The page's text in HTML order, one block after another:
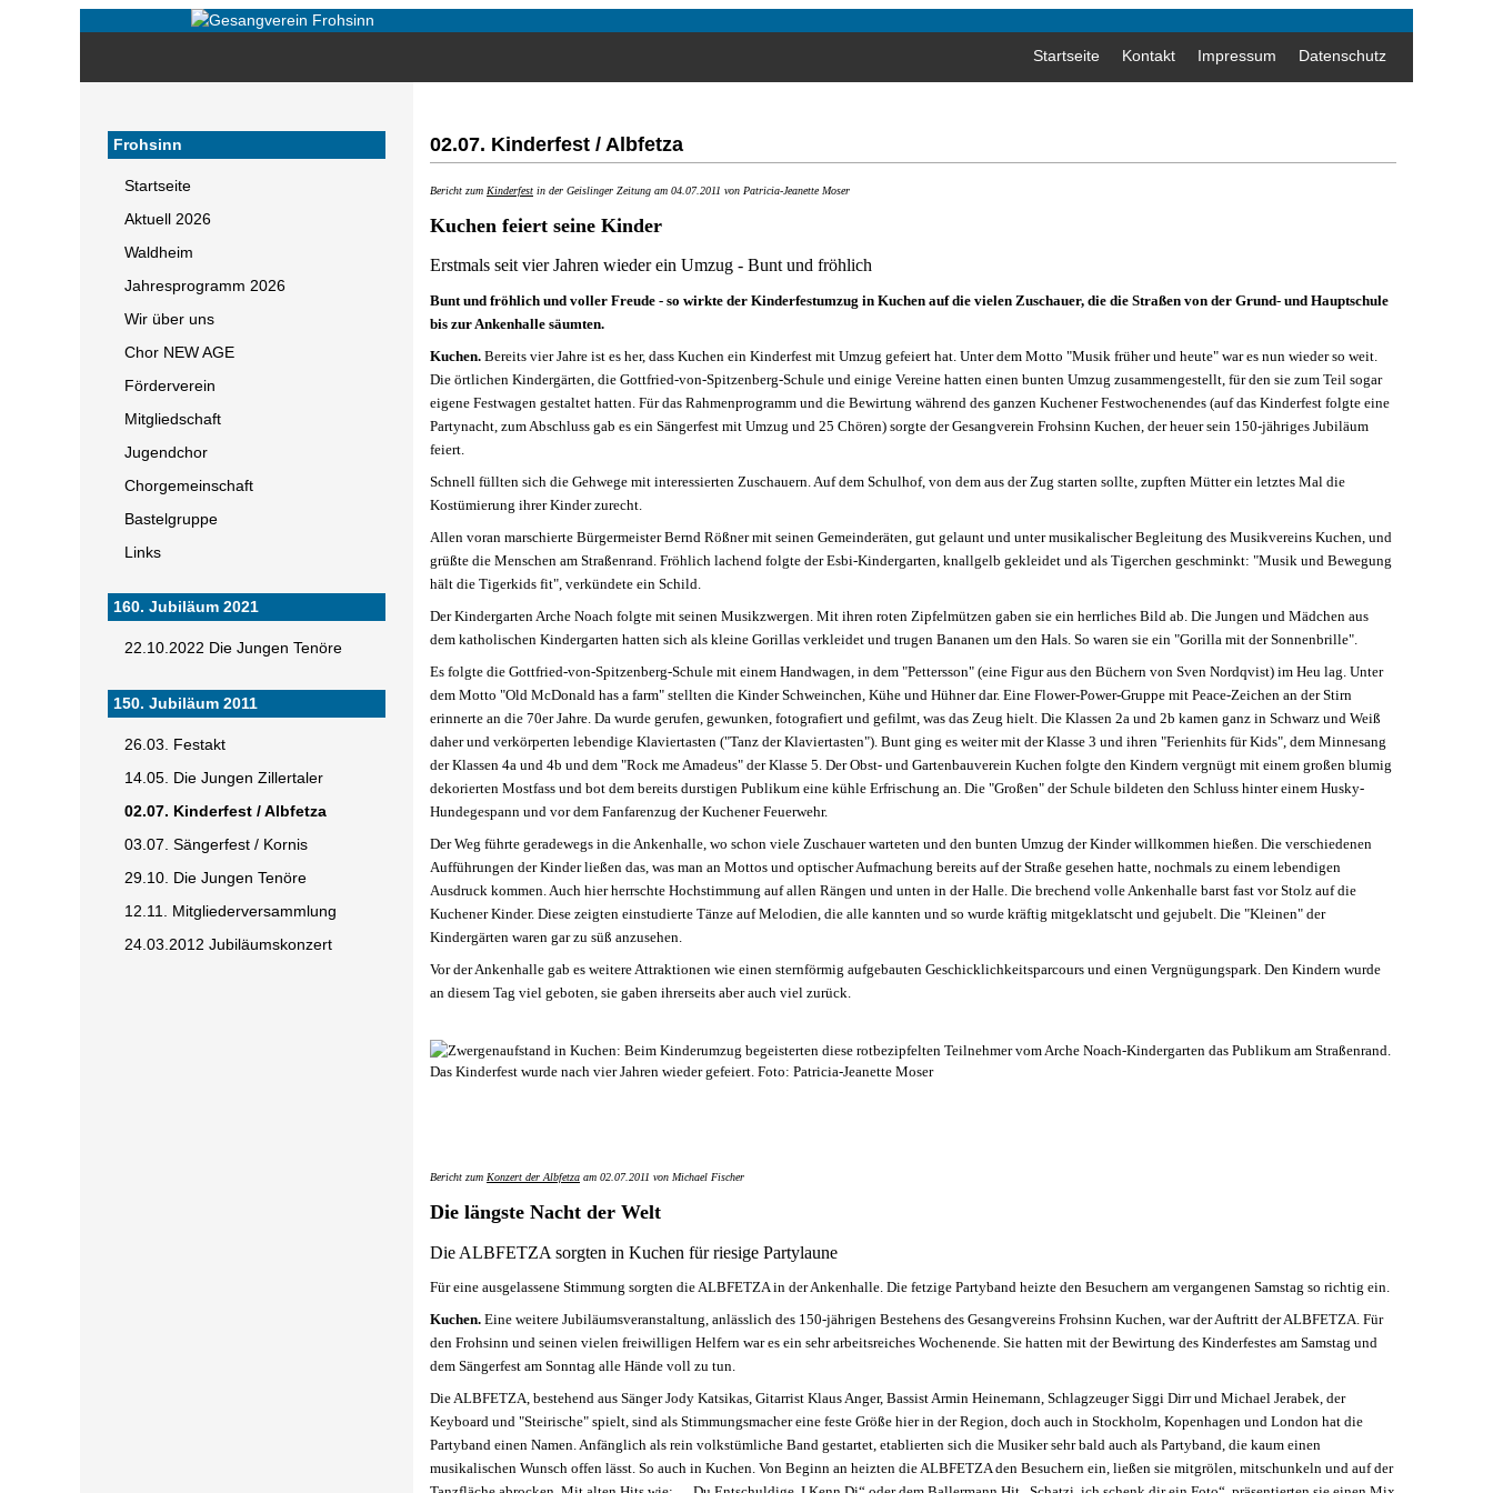
Startseite Kontakt Impressum Datenschutz
Frohsinn
Startseite
Aktuell 2026
Waldheim
Jahresprogramm 2026
Wir über uns
Chor NEW AGE
Förderverein
Mitgliedschaft
Jugendchor
Chorgemeinschaft
Bastelgruppe
Links
160. Jubiläum 2021
22.10.2022 Die Jungen Tenöre
150. Jubiläum 2011
26.03. Festakt
14.05. Die Jungen Zillertaler
02.07. Kinderfest / Albfetza
03.07. Sängerfest / Kornis
29.10. Die Jungen Tenöre
12.11. Mitgliederversammlung
24.03.2012 Jubiläumskonzert
02.07. Kinderfest / Albfetza
Bericht zum Kinderfest in der Geislinger Zeitung am 04.07.2011 von Patricia-Jeanette Moser
Kuchen feiert seine Kinder
Erstmals seit vier Jahren wieder ein Umzug - Bunt und fröhlich
Bunt und fröhlich und voller Freude - so wirkte der Kinderfestumzug in Kuchen auf die vielen Zuschauer, die die Straßen von der Grund- und Hauptschule
bis zur Ankenhalle säumten.
Kuchen. Bereits vier Jahre ist es her, dass Kuchen ein Kinderfest mit Umzug gefeiert hat. Unter dem Motto "Musik früher und heute" war es nun wieder so weit.
Die örtlichen Kindergärten, die Gottfried-von-Spitzenberg-Schule und einige Vereine hatten einen bunten Umzug zusammengestellt, für den sie zum Teil sogar
eigene Festwagen gestaltet hatten. Für das Rahmenprogramm und die Bewirtung während des ganzen Kuchener Festwochenendes (auf das Kinderfest folgte eine
Partynacht, zum Abschluss gab es ein Sängerfest mit Umzug und 25 Chören) sorgte der Gesangverein Frohsinn Kuchen, der heuer sein 150-jähriges Jubiläum
feiert.
Schnell füllten sich die Gehwege mit interessierten Zuschauern. Auf dem Schulhof, von dem aus der Zug starten sollte, zupften Mütter ein letztes Mal die
Kostümierung ihrer Kinder zurecht.
Allen voran marschierte Bürgermeister Bernd Rößner mit seinen Gemeinderäten, gut gelaunt und unter musikalischer Begleitung des Musikvereins Kuchen, und
grüßte die Menschen am Straßenrand. Fröhlich lachend folgte der Esbi-Kindergarten, knallgelb gekleidet und als Tigerchen geschminkt: "Musik und Bewegung
hält die Tigerkids fit", verkündete ein Schild.
Der Kindergarten Arche Noach folgte mit seinen Musikzwergen. Mit ihren roten Zipfelmützen gaben sie ein herrliches Bild ab. Die Jungen und Mädchen aus
dem katholischen Kindergarten hatten sich als kleine Gorillas verkleidet und trugen Bananen um den Hals. So waren sie ein "Gorilla mit der Sonnenbrille".
Es folgte die Gottfried-von-Spitzenberg-Schule mit einem Handwagen, in dem "Pettersson" (eine Figur aus den Büchern von Sven Nordqvist) im Heu lag. Unter
dem Motto "Old McDonald has a farm" stellten die Kinder Schweinchen, Kühe und Hühner dar. Eine Flower-Power-Gruppe mit Peace-Zeichen an der Stirn
erinnerte an die 70er Jahre. Da wurde gerufen, gewunken, fotografiert und gefilmt, was das Zeug hielt. Die Klassen 2a und 2b kamen ganz in Schwarz und Weiß
daher und verkörperten lebendige Klaviertasten ("Tanz der Klaviertasten"). Bunt ging es weiter mit der Klasse 3 und ihren "Ferienhits für Kids", dem Minnesang
der Klassen 4a und 4b und dem "Rock me Amadeus" der Klasse 5. Der Obst- und Gartenbauverein Kuchen folgte den Kindern vergnügt mit einem großen blumig
dekorierten Mostfass und bot dem bereits durstigen Publikum eine kühle Erfrischung an. Die "Großen" der Schule bildeten den Schluss hinter einem Husky-
Hundegespann und vor dem Fanfarenzug der Kuchener Feuerwehr.
Der Weg führte geradewegs in die Ankenhalle, wo schon viele Zuschauer warteten und den bunten Umzug der Kinder willkommen hießen. Die verschiedenen
Aufführungen der Kinder ließen das, was man an Mottos und optischer Aufmachung bereits auf der Straße gesehen hatte, nochmals zu einem lebendigen
Ausdruck kommen. Auch hier herrschte Hochstimmung auf allen Rängen und unten in der Halle. Die brechend volle Ankenhalle barst fast vor Stolz auf die
Kuchener Kinder. Diese zeigten einstudierte Tänze auf Melodien, die alle kannten und so wurde kräftig mitgeklatscht und gejubelt. Die "Kleinen" der
Kindergärten waren gar zu süß anzusehen.
Vor der Ankenhalle gab es weitere Attraktionen wie einen sternförmig aufgebauten Geschicklichkeitsparcours und einen Vergnügungspark. Den Kindern wurde
an diesem Tag viel geboten, sie gaben ihrerseits aber auch viel zurück.
Bericht zum Konzert der Albfetza am 02.07.2011 von Michael Fischer
Die längste Nacht der Welt
Die ALBFETZA sorgten in Kuchen für riesige Partylaune
Für eine ausgelassene Stimmung sorgten die ALBFETZA in der Ankenhalle. Die fetzige Partyband heizte den Besuchern am vergangenen Samstag so richtig ein.
Kuchen. Eine weitere Jubiläumsveranstaltung, anlässlich des 150-jährigen Bestehens des Gesangvereins Frohsinn Kuchen, war der Auftritt der ALBFETZA. Für
den Frohsinn und seinen vielen freiwilligen Helfern war es ein sehr arbeitsreiches Wochenende. Sie hatten mit der Bewirtung des Kinderfestes am Samstag und
dem Sängerfest am Sonntag alle Hände voll zu tun.
Die ALBFETZA, bestehend aus Sänger Jody Katsikas, Gitarrist Klaus Anger, Bassist Armin Heinemann, Schlagzeuger Siggi Dirr und Michael Jerabek, der
Keyboard und "Steirische" spielt, sind als Stimmungsmacher eine feste Größe hier in der Region, doch auch in Stockholm, Kopenhagen und London hat die
Partyband einen Namen. Anfänglich als rein volkstümliche Band gestartet, etablierten sich die Musiker sehr bald auch als Partyband, die kaum einen
musikalischen Wunsch offen lässt. So auch in Kuchen. Von Beginn an heizten die ALBFETZA den Besuchern ein, ließen sie mitgrölen, mitschunkeln und auf der